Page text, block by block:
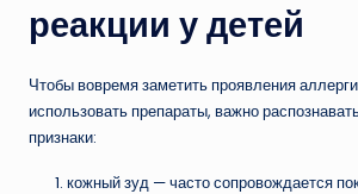
реакции у детей
Чтобы вовремя заметить проявления
использовать препараты, важно
признаки:
кожный зуд — часто сопровождается